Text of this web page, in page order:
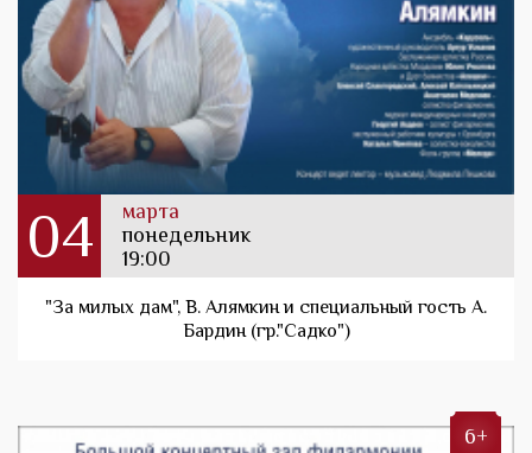
04
марта
понедельник
19:00
"За милых дам", В. Алямкин и специальный гость А.
Бардин (гр."Садко")
6+